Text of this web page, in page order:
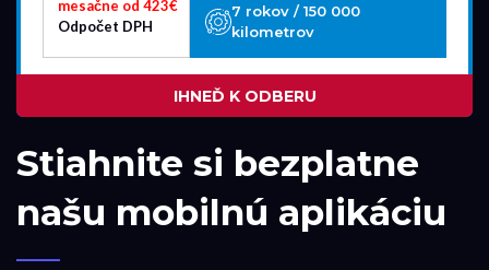
mesačne od 423€
Odpočet DPH
7 rokov / 150 000
kilometrov
IHNEĎ K ODBERU
Stiahnite si bezplatne
našu mobilnú aplikáciu